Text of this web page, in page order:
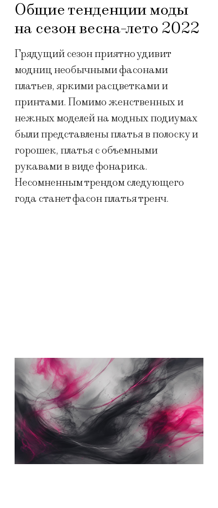
Общие тенденции моды
на сезон весна-лето 2022
Грядущий сезон приятно удивит
модниц необычными фасонами
платьев, яркими расцветками и
принтами. Помимо женственных и
нежных моделей на модных подиумах
были представлены платья в полоску и
горошек, платья с объемными
рукавами в виде фонарика.
Несомненным трендом следующего
года станет фасон платья тренч.